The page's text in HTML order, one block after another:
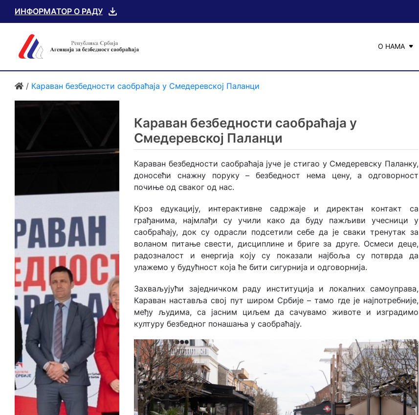
ИНФОРМАТОР О РАДУ
О НАМА
/ Караван безбедности саобраћаја у Смедеревској Паланци
Караван безбедности саобраћаја у
Смедеревској Паланци
Караван безбедности саобраћаја јуче је стигао у Смедеревску Паланку,
доносећи снажну поруку – безбедност нема цену, а одговорност
почиње од сваког од нас.
Кроз едукацију, интерактивне садржаје и директан контакт са
грађанима, најмлађи су учили како да буду пажљиви учесници у
саобраћају, док су одрасли подсетили себе да је сваки тренутак за
воланом питање свести, дисциплине и бриге за друге. Осмеси деце,
радозналост и енергија коју су показали најбоља су потврда да
улажемо у будућност која ће бити сигурнија и одговорнија.
Захваљујући заједничком раду институција и локалних самоуправа,
Караван наставља свој пут широм Србије – тамо где је најпотребније,
међу људима, са јасним циљем да сачувамо животе и изградимо
културу безбедног понашања у саобраћају.